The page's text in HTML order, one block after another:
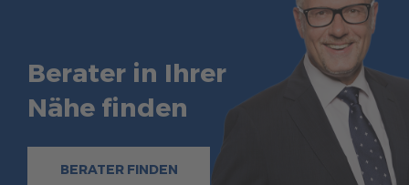
Berater in Ihrer
Nähe finden
BERATER FINDEN